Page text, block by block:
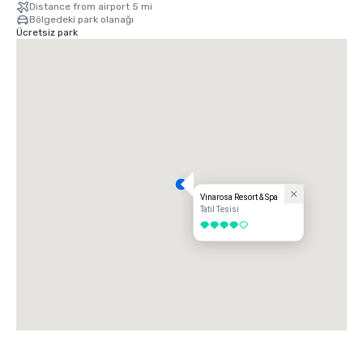
Distance from airport 5 mi
Bölgedeki park olanağı
Ücretsiz park
Vinarosa Resort & Spa
Tatil Tesisi
4 / 5